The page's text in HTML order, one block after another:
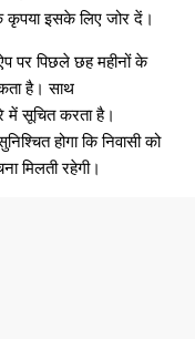
कृपया इसके लिए जोर दें।
पर पिछले छह महीनों के
है। साथ
में सूचित करता है।
होगा कि निवासी को
मिलती रहेगी।